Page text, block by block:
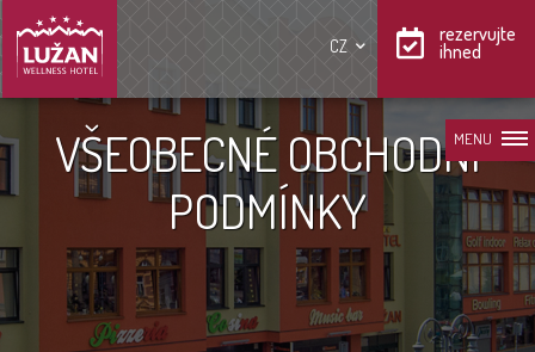
CZ
rezervujte
ihned
MENU
VŠEOBECNÉ OBCHODNÍ
PODMÍNKY